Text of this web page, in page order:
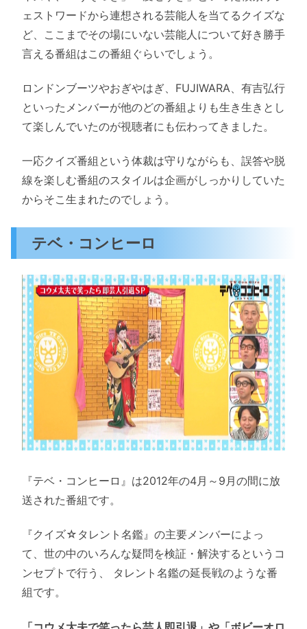
ェストワードから連想される芸能人を当てるクイズな
ど、ここまでその場にいない芸能人について好き勝手
言える番組はこの番組ぐらいでしょう。
ロンドンブーツやおぎやはぎ、FUJIWARA、有吉弘行
といったメンバーが他のどの番組よりも生き生きとし
て楽しんでいたのが視聴者にも伝わってきました。
一応クイズ番組という体裁は守りながらも、誤答や脱
線を楽しむ番組のスタイルは企画がしっかりしていた
からそこ生まれたのでしょう。
テベ・コンヒーロ
『テベ・コンヒーロ』は2012年の4月～9月の間に放
送された番組です。
『クイズ☆タレント名鑑』の主要メンバーによっ
て、世の中のいろんな疑問を検証・解決するというコ
ンセプトで行う、 タレント名鑑の延長戦のような番
組です。